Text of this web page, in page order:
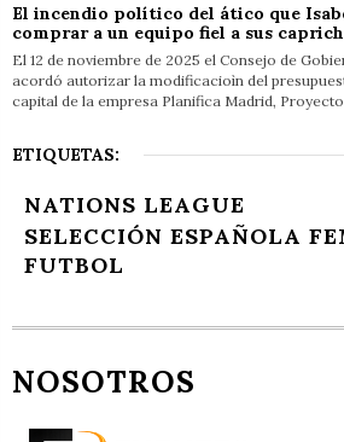
El incendio político del ático que
comprar a un equipo fiel a sus
El 12 de noviembre de 2025 el Consejo de
acordó autorizar la modificacioìn del
capital de la empresa Planifica Madrid,
ETIQUETAS:
NATIONS LEAGUE
SELECCIÓN ESPAÑOLA
FUTBOL
NOSOTROS